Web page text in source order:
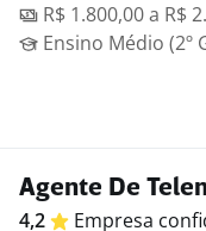
R$ 1.800,00 a R$
Ensino Médio (2º
Agente De
4,2 Empresa